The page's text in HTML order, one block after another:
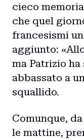
cieco
che quel
francesismi
aggiunto:
ma Patrizio
abbassato a
squallido.
Comunque,
le mattine,